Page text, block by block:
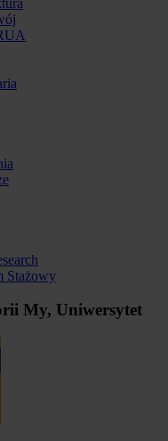
Stażowy
My, Uniwersytet